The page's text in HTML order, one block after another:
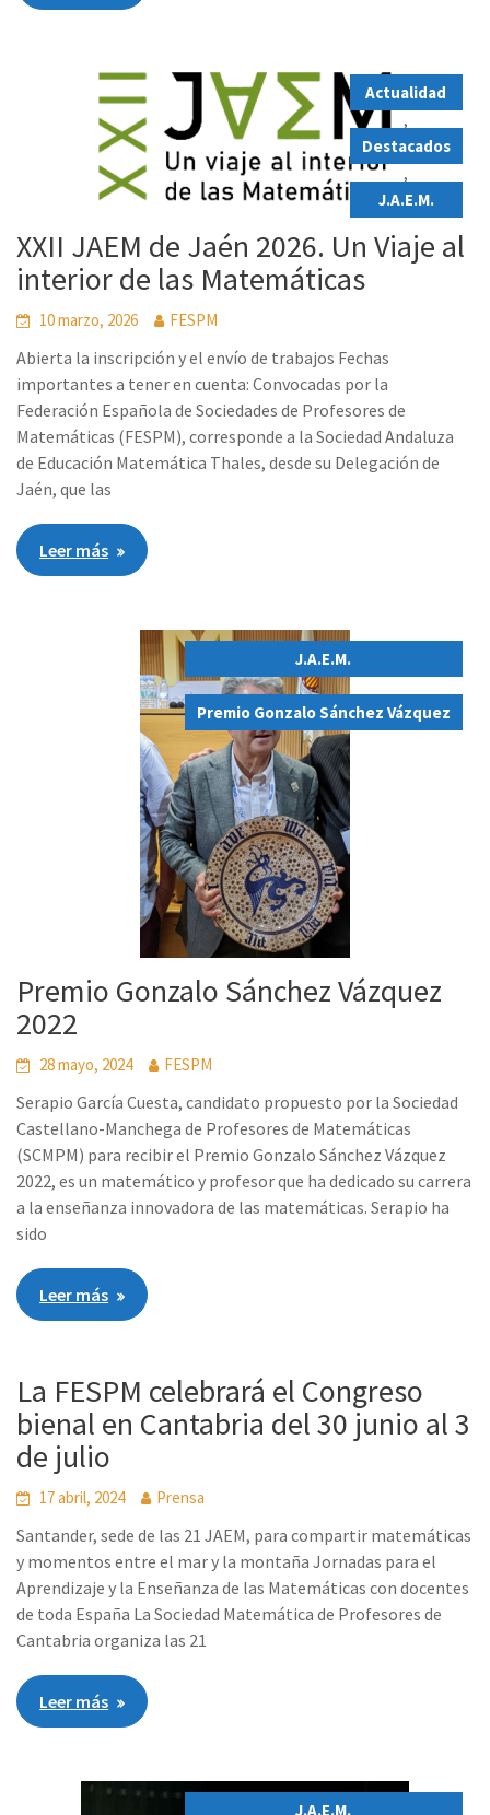
Actualidad
,
Destacados
,
J.A.E.M.
XXII JAEM de Jaén 2026. Un Viaje al
interior de las Matemáticas
10 marzo, 2026 FESPM
Abierta la inscripción y el envío de trabajos Fechas
importantes a tener en cuenta: Convocadas por la
Federación Española de Sociedades de Profesores de
Matemáticas (FESPM), corresponde a la Sociedad Andaluza
de Educación Matemática Thales, desde su Delegación de
Jaén, que las
Leer más
J.A.E.M.
,
Premio Gonzalo Sánchez Vázquez
Premio Gonzalo Sánchez Vázquez
2022
28 mayo, 2024 FESPM
Serapio García Cuesta, candidato propuesto por la Sociedad
Castellano-Manchega de Profesores de Matemáticas
(SCMPM) para recibir el Premio Gonzalo Sánchez Vázquez
2022, es un matemático y profesor que ha dedicado su carrera
a la enseñanza innovadora de las matemáticas. Serapio ha
sido
Leer más
La FESPM celebrará el Congreso
bienal en Cantabria del 30 junio al 3
de julio
17 abril, 2024 Prensa
Santander, sede de las 21 JAEM, para compartir matemáticas
y momentos entre el mar y la montaña Jornadas para el
Aprendizaje y la Enseñanza de las Matemáticas con docentes
de toda España La Sociedad Matemática de Profesores de
Cantabria organiza las 21
Leer más
J.A.E.M.